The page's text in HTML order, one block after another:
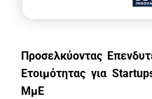
Προσελκύοντας
Ετοιμότητας για
ΜμΕ